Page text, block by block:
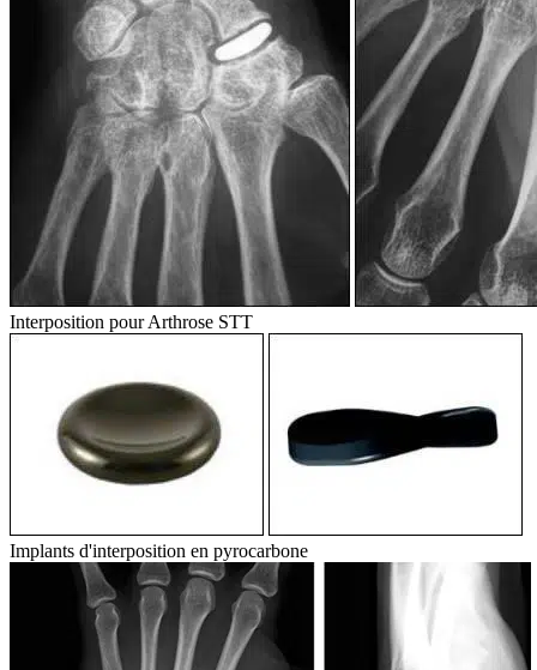
Interposition pour Arthrose STT
Implants d'interposition en pyrocarbone